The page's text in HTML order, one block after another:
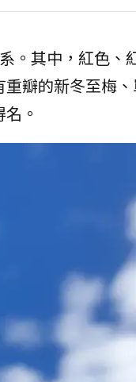
。其中，紅色、
瓣的新冬至梅
。